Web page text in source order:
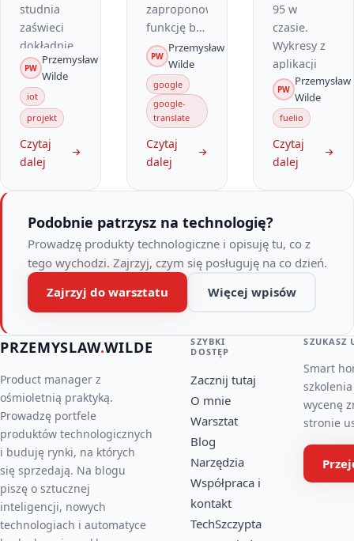
studnia
zaświeci
dokładnie
tak, jak
chcesz. 🎄
✨ Na rynku
w
Pszczynie
udowodniliśmy,
mogą…
PW
Przemysław
Wilde
iot
projekt
Czytaj
dalej
zaproponować
funkcję bez
jej
ograniczania
tylko dla
wybranego
sprzętu?
Jak widać
można:…
PW
Przemysław
Wilde
google
google-
translate
Czytaj
dalej
95 w
czasie.
Wykresy z
aplikacji
Fuelio
(iOS).
PW
Przemysław
Wilde
fuelio
Czytaj
dalej
Podobnie patrzysz na technologię?
Prowadzę produkty technologiczne i opisuję tu, co z
tego wychodzi. Zajrzyj, czym się posługuję na co dzień.
Zajrzyj do warsztatu
Więcej wpisów
PRZEMYSLAW.WILDE
Product manager z
ośmioletnią praktyką.
Prowadzę portfele
produktów technologicznych
i buduję rynki, na których
się sprzedają. Na blogu
piszę o sztucznej
inteligencji, nowych
technologiach i automatyce
SZYBKI
DOSTĘP
Zacznij tutaj
O mnie
Warsztat
Blog
Narzędzia
Współpraca i
kontakt
TechSzczypta
SZUKASZ
Smart
wycenę
stronie